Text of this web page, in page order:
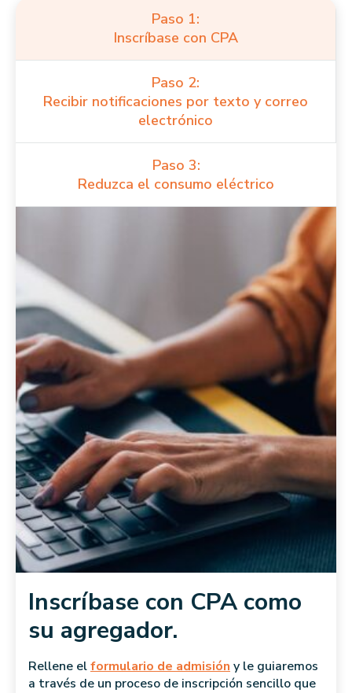
Paso 1:
Inscríbase con CPA
Paso 2:
Recibir notificaciones por texto y correo
electrónico
Paso 3:
Reduzca el consumo eléctrico
Inscríbase con CPA como
su agregador.
Rellene elformulario de admisión y le guiaremos
a través de un proceso de inscripción sencillo que